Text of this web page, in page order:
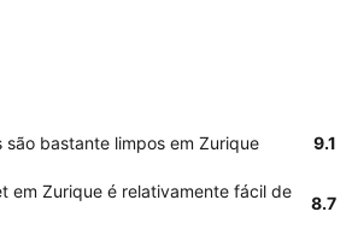
bastante limpos em Zurique 9.1
em Zurique é relativamente fácil de
8.7